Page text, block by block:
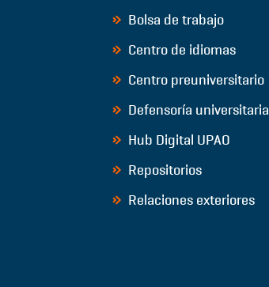
Bolsa de trabajo
Centro de idiomas
Centro preuniversitario
Defensoría universitaria
Hub Digital UPAO
Repositorios
Relaciones exteriores